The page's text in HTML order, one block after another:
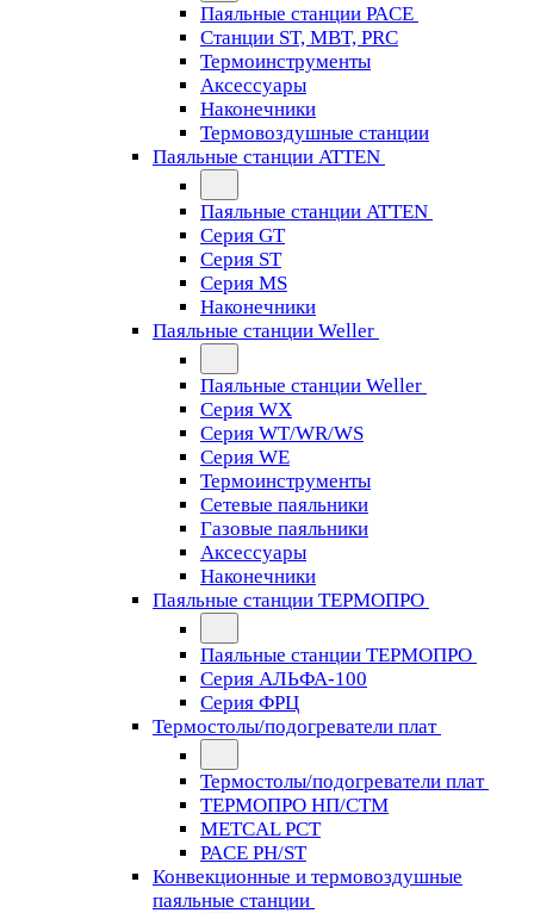
Паяльные станции PACE
Станции ST, MBT, PRC
Термоинструменты
Аксессуары
Наконечники
Термовоздушные станции
Паяльные станции ATTEN
Паяльные станции ATTEN
Серия GT
Серия ST
Серия MS
Наконечники
Паяльные станции Weller
Паяльные станции Weller
Серия WX
Серия WT/WR/WS
Серия WE
Термоинструменты
Сетевые паяльники
Газовые паяльники
Аксессуары
Наконечники
Паяльные станции ТЕРМОПРО
Паяльные станции ТЕРМОПРО
Серия АЛЬФА-100
Серия ФРЦ
Термостолы/подогреватели плат
Термостолы/подогреватели плат
ТЕРМОПРО НП/СТМ
METCAL PCT
PACE PH/ST
Конвекционные и термовоздушные
паяльные станции